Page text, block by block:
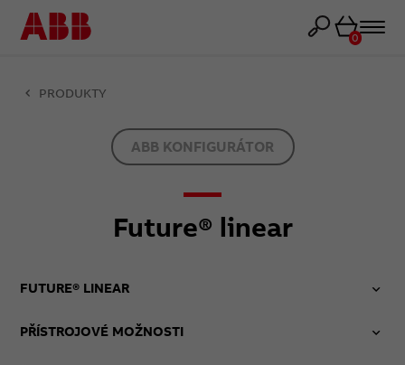
Košík
0
PRODUKTY
ABB KONFIGURÁTOR
Future® linear
FUTURE® LINEAR
PŘÍSTROJOVÉ MOŽNOSTI